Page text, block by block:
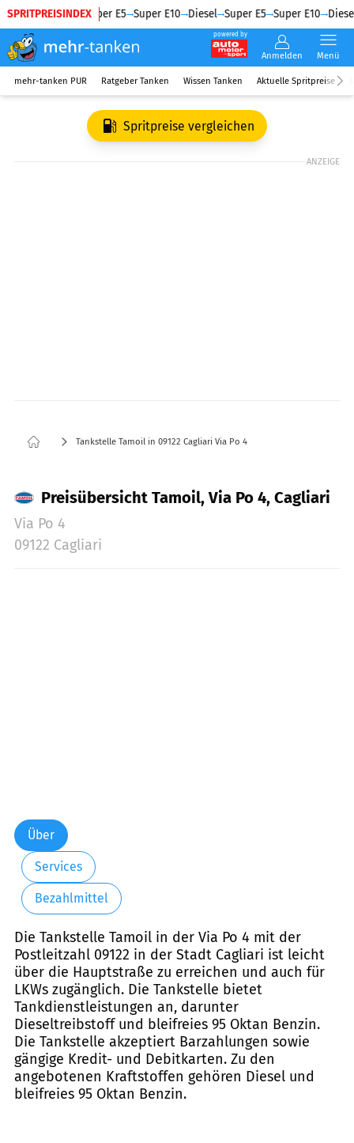
SPRITPREISINDEX
Diesel Super E5 Super E10 Diesel Super E5 Super E10 Diesel
powered by
Anmelden Menü
mehr-tanken PUR Ratgeber Tanken Wissen Tanken Aktuelle Spritpreise
Spritpreise vergleichen
ANZEIGE
Tankstelle Tamoil in 09122 Cagliari Via Po 4
Preisübersicht Tamoil, Via Po 4, Cagliari
Via Po 4
09122 Cagliari
Über
Services
Bezahlmittel
Die Tankstelle Tamoil in der Via Po 4 mit der
Postleitzahl 09122 in der Stadt Cagliari ist leicht
über die Hauptstraße zu erreichen und auch für
LKWs zugänglich. Die Tankstelle bietet
Tankdienstleistungen an, darunter
Dieseltreibstoff und bleifreies 95 Oktan Benzin.
Die Tankstelle akzeptiert Barzahlungen sowie
gängige Kredit- und Debitkarten. Zu den
angebotenen Kraftstoffen gehören Diesel und
bleifreies 95 Oktan Benzin.